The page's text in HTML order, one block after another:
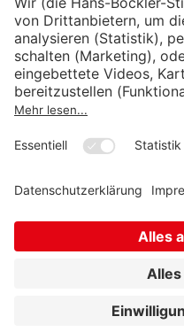
Wirtschafts- und
Institut für
Sozialrecht